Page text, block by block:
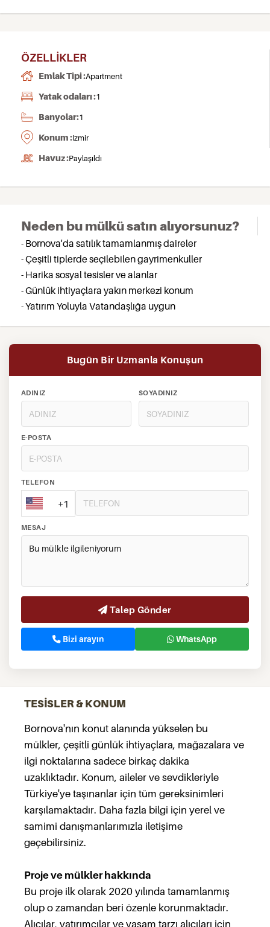
ÖZELLIKLER
Emlak Tipi :Apartment
Yatak odaları :1
Banyolar:1
Konum :Izmir
Havuz :Paylaşıldı
Neden bu mülkü satın alıyorsunuz?
- Bornova'da satılık tamamlanmış daireler
- Çeşitli tiplerde seçilebilen gayrimenkuller
- Harika sosyal tesisler ve alanlar
- Günlük ihtiyaçlara yakın merkezi konum
- Yatırım Yoluyla Vatandaşlığa uygun
Bugün Bir Uzmanla Konuşun
ADINIZ SOYADINIZ
E-POSTA
TELEFON
+1
MESAJ
Talep Gönder
Bizi arayın WhatsApp
TESİSLER & KONUM
Bornova'nın konut alanında yükselen bu
mülkler, çeşitli günlük ihtiyaçlara, mağazalara ve
ilgi noktalarına sadece birkaç dakika
uzaklıktadır. Konum, aileler ve sevdikleriyle
Türkiye'ye taşınanlar için tüm gereksinimleri
karşılamaktadır. Daha fazla bilgi için yerel ve
samimi danışmanlarımızla iletişime
geçebilirsiniz.
Proje ve mülkler hakkında
Bu proje ilk olarak 2020 yılında tamamlanmış
olup o zamandan beri özenle korunmaktadır.
Alıcılar, yatırımcılar ve yaşam tarzı alıcıları için